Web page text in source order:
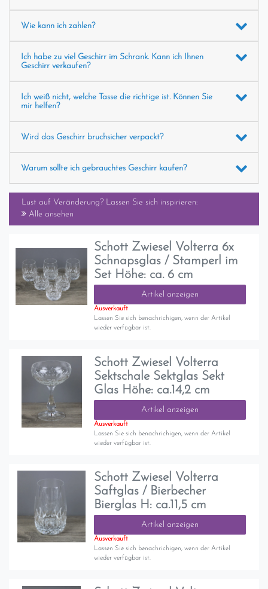
Wie kann ich zahlen?
Ich habe zu viel Geschirr im Schrank. Kann ich Ihnen
Geschirr verkaufen?
Ich weiß nicht, welche Tasse die richtige ist. Können Sie
mir helfen?
Wird das Geschirr bruchsicher verpackt?
Warum sollte ich gebrauchtes Geschirr kaufen?
Lust auf Veränderung? Lassen Sie sich inspirieren:
Alle ansehen
Schott Zwiesel Volterra 6x
Schnapsglas / Stamperl im
Set Höhe: ca. 6 cm
Artikel anzeigen
Ausverkauft
Lassen Sie sich benachrichigen, wenn der Artikel
wieder verfügbar ist.
Schott Zwiesel Volterra
Sektschale Sektglas Sekt
Glas Höhe: ca.14,2 cm
Artikel anzeigen
Ausverkauft
Lassen Sie sich benachrichigen, wenn der Artikel
wieder verfügbar ist.
Schott Zwiesel Volterra
Saftglas / Bierbecher
Bierglas H: ca.11,5 cm
Artikel anzeigen
Ausverkauft
Lassen Sie sich benachrichigen, wenn der Artikel
wieder verfügbar ist.